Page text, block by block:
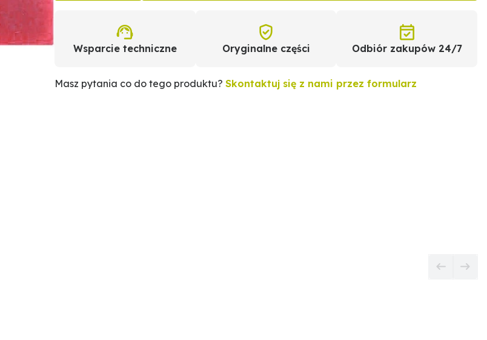
Wsparcie techniczne Oryginalne części Odbiór zakupów 24/7
Masz pytania co do tego produktu?Skontaktuj się z nami przez formularz